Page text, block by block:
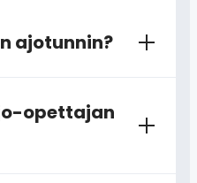
ajotunnin?
opettajan